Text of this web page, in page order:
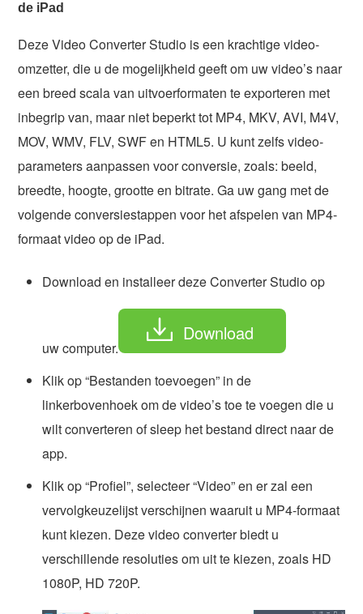
de iPad
Deze Video Converter Studio is een krachtige video-
omzetter, die u de mogelijkheid geeft om uw video’s naar
een breed scala van uitvoerformaten te exporteren met
inbegrip van, maar niet beperkt tot MP4, MKV, AVI, M4V,
MOV, WMV, FLV, SWF en HTML5. U kunt zelfs video-
parameters aanpassen voor conversie, zoals: beeld,
breedte, hoogte, grootte en bitrate. Ga uw gang met de
volgende conversiestappen voor het afspelen van MP4-
formaat video op de iPad.
Download en installeer deze Converter Studio op
uw computer.
Download
Klik op “Bestanden toevoegen” in de
linkerbovenhoek om de video’s toe te voegen die u
wilt converteren of sleep het bestand direct naar de
app.
Klik op “Profiel”, selecteer “Video” en er zal een
vervolgkeuzelijst verschijnen waaruit u MP4-formaat
kunt kiezen. Deze video converter biedt u
verschillende resoluties om uit te kiezen, zoals HD
1080P, HD 720P.